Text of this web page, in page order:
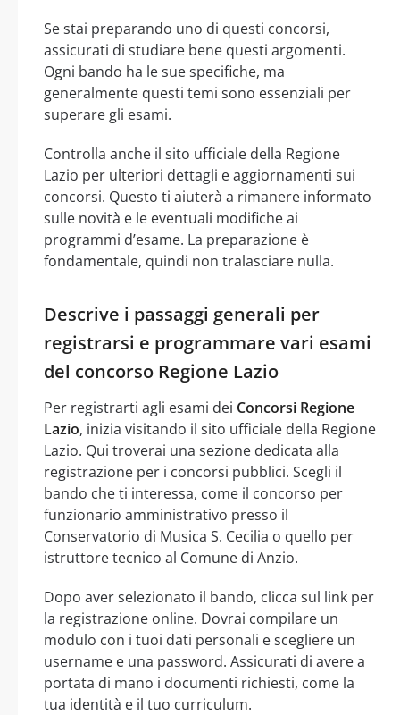
Se stai preparando uno di questi concorsi,
assicurati di studiare bene questi argomenti.
Ogni bando ha le sue specifiche, ma
generalmente questi temi sono essenziali per
superare gli esami.
Controlla anche il sito ufficiale della Regione
Lazio per ulteriori dettagli e aggiornamenti sui
concorsi. Questo ti aiuterà a rimanere informato
sulle novità e le eventuali modifiche ai
programmi d’esame. La preparazione è
fondamentale, quindi non tralasciare nulla.
Descrive i passaggi generali per
registrarsi e programmare vari esami
del concorso Regione Lazio
Per registrarti agli esami dei Concorsi Regione
Lazio, inizia visitando il sito ufficiale della Regione
Lazio. Qui troverai una sezione dedicata alla
registrazione per i concorsi pubblici. Scegli il
bando che ti interessa, come il concorso per
funzionario amministrativo presso il
Conservatorio di Musica S. Cecilia o quello per
istruttore tecnico al Comune di Anzio.
Dopo aver selezionato il bando, clicca sul link per
la registrazione online. Dovrai compilare un
modulo con i tuoi dati personali e scegliere un
username e una password. Assicurati di avere a
portata di mano i documenti richiesti, come la
tua identità e il tuo curriculum.